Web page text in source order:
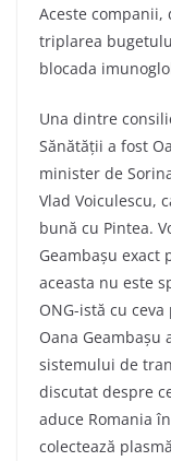
Aceste
triplarea
blocada
Una dintre
Sănătății a fost
minister de
Vlad Voiculescu,
bună cu Pintea.
Geambașu exact
aceasta nu este
ONG-istă cu
Oana Geambașu
sistemului de
discutat despre
aduce Romania
colectează